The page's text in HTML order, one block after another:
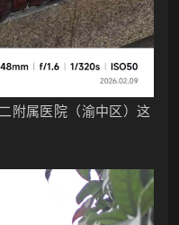
附属医院（渝中区）这